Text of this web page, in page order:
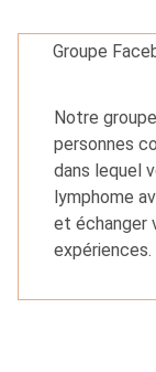
Groupe
Notre
personnes
dans lequel
lymphome
et échanger
expériences.